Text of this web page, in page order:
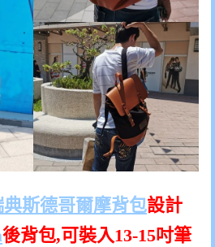
典斯德哥爾摩背包設計
後背包,可裝入13-15吋筆